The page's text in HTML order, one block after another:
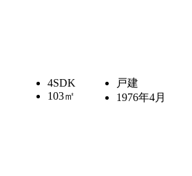
4SDK
103㎡
戸建
1976年4月